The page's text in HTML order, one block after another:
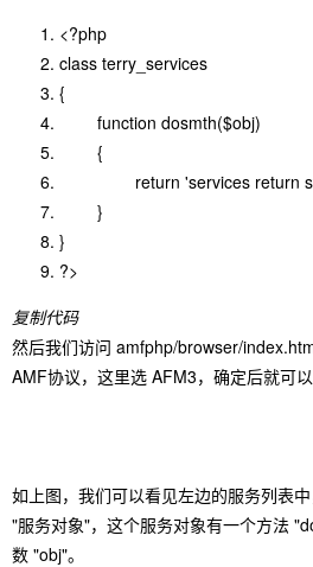
<?php
class terry_services
{
function dosmth($obj)
{
return 'services return
}
}
?>
复制代码
然后我们访问 amfphp/browser/
AMF协议，这里选 AFM3，确定后就可
如上图，我们可以看见左边的服务列表
"服务对象"，这个服务对象有一个方法
数 "obj"。